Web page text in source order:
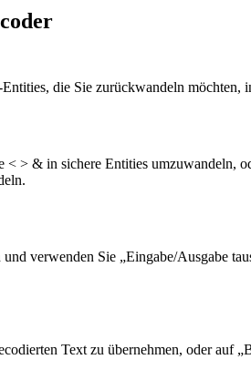
die Sie zurückwandeln möchten,
> & in sichere Entities umzuwandeln,
verwenden Sie „Eingabe/Ausgabe
Text zu übernehmen, oder auf